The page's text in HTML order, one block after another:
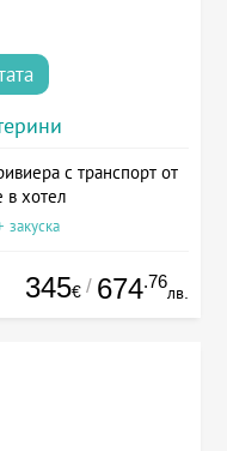
с транспорт от
в хотел
345€ / 674.76
лв.